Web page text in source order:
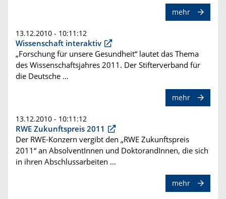
mehr
13.12.2010 - 10:11:12
Wissenschaft interaktiv
„Forschung für unsere Gesundheit“ lautet das Thema
des Wissenschaftsjahres 2011. Der Stifterverband für
die Deutsche …
mehr
13.12.2010 - 10:11:12
RWE Zukunftspreis 2011
Der RWE-Konzern vergibt den „RWE Zukunftspreis
2011“ an AbsolventInnen und DoktorandInnen, die sich
in ihren Abschlussarbeiten …
mehr